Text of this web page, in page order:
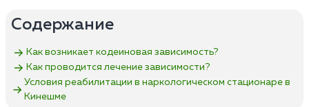
Содержание
Как возникает кодеиновая зависимость?
Как проводится лечение зависимости?
Условия реабилитации в наркологическом стационаре в
Кинешме